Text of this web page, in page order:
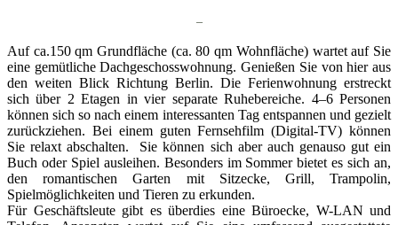
–
Auf ca.150 qm Grundfläche (ca. 80 qm Wohnfläche) wartet auf Sie
eine gemütliche Dachgeschosswohnung. Genießen Sie von hier aus
den weiten Blick Richtung Berlin. Die Ferienwohnung erstreckt
sich über 2 Etagen in vier separate Ruhebereiche. 4–6 Personen
können sich so nach einem interessanten Tag entspannen und gezielt
zurückziehen. Bei einem guten Fernsehfilm (Digital-TV) können
Sie relaxt abschalten. Sie können sich aber auch genauso gut ein
Buch oder Spiel ausleihen. Besonders im Sommer bietet es sich an,
den romantischen Garten mit Sitzecke, Grill, Trampolin,
Spielmöglichkeiten und Tieren zu erkunden.
Für Geschäftsleute gibt es überdies eine Büroecke, W-LAN und